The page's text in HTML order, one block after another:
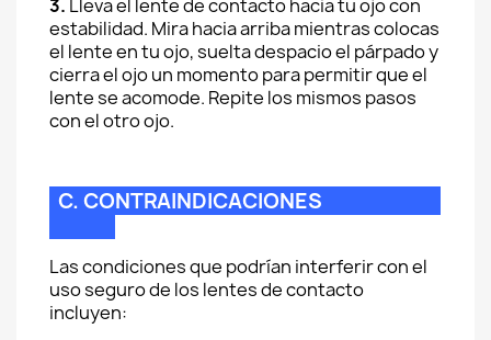
3. Lleva el lente de contacto hacia tu ojo con
estabilidad. Mira hacia arriba mientras colocas
el lente en tu ojo, suelta despacio el párpado y
cierra el ojo un momento para permitir que el
lente se acomode. Repite los mismos pasos
con el otro ojo.
C. CONTRAINDICACIONES
Las condiciones que podrían interferir con el
uso seguro de los lentes de contacto
incluyen: